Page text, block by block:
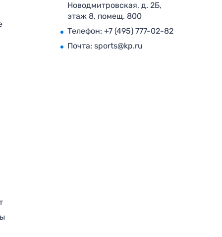
Новодмитровская, д. 2Б,
этаж 8, помещ. 800
Телефон: +7 (495) 777-02-82
Почта: sports@kp.ru